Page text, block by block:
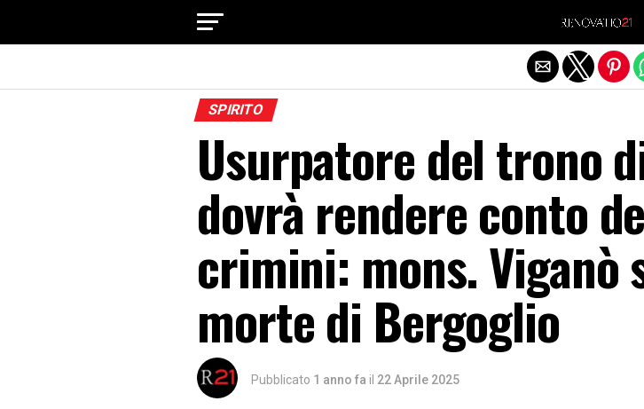
SPIRITO
Usurpatore del trono
dovrà rendere conto
crimini: mons. Viganò
morte di Bergoglio
Pubblicato 1 anno fa il 22 Aprile 2025
Exit mobile